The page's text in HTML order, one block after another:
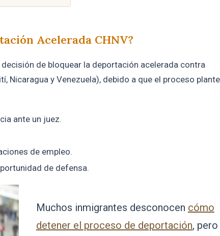
Acelerada CHNV?
de bloquear la deportación acelerada contra
Nicaragua y Venezuela), debido a que el proceso
ante un juez.
de empleo.
de defensa.
Muchos inmigrantes desconocen cómo
detener el proceso de deportación, pero